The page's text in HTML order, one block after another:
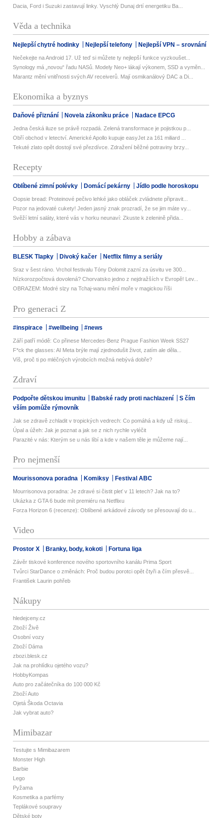
Dacia, Ford i Suzuki zastavují linky. Vyschlý Dunaj drtí energetiku Ba...
Věda a technika
Nejlepší chytré hodinky Nejlepší telefony Nejlepší VPN – srovnání
Nečekejte na Android 17. Už teď si můžete ty nejlepší funkce vyzkoušet...
Synology má „novou“ řadu NASů. Modely Neo+ lákají výkonem, SSD a vyměn...
Marantz mění vnitřnosti svých AV receiverů. Mají osmikanálový DAC a Di...
Ekonomika a byznys
Daňové přiznání Novela zákoníku práce Nadace EPCG
Jedna česká iluze se právě rozpadá. Zelená transformace je pojistkou p...
Obří obchod v letectví. Americké Apollo kupuje easyJet za 161 miliard ...
Tekuté zlato opět dostojí své přezdívce. Zdražení běžné potraviny brzy...
Recepty
Oblíbené zimní polévky Domácí pekárny Jídlo podle horoskopu
Oopsie bread: Proteinové pečivo lehké jako obláček zvládnete připravit...
Pozor na jedovaté cukety! Jeden jasný znak prozradí, že se jim máte vy...
Svěží letní saláty, které vás v horku neunaví: Zkuste k zelenině přida...
Hobby a zábava
BLESK Tlapky Divoký kačer Netflix filmy a seriály
Sraz v šest ráno. Vrchol festivalu Tóny Dolomit zazní za úsvitu ve 300...
Nízkorozpočtová dovolená? Chorvatsko jedno z nejdražších v Evropě! Lev...
OBRAZEM: Modré slzy na Tchaj-wanu mění moře v magickou říši
Pro generaci Z
#inspirace #wellbeing #news
Září patří módě: Co přinese Mercedes-Benz Prague Fashion Week SS27
F*ck the glasses: AI Meta brýle mají zjednodušit život, zatím ale děla...
Víš, proč ti po mléčných výrobcích možná nebývá dobře?
Zdraví
Podpořte dětskou imunitu Babské rady proti nachlazení
S čím
vším pomůže rýmovník
Jak se zdravě zchladit v tropických vedrech: Co pomáhá a kdy už riskuj...
Úpal a úžeh: Jak je poznat a jak se z nich rychle vyléčit
Parazité v nás: Kterým se u nás líbí a kde v našem těle je můžeme nají...
Pro nejmenší
Mourissonova poradna Komiksy Festival ABC
Mourrisonova poradna: Je zdravé si čistit pleť v 11 letech? Jak na to?
Ukázka z GTA 6 bude mít premiéru na Netflixu
Forza Horizon 6 (recenze): Oblíbené arkádové závody se přesouvají do u...
Video
Prostor X Branky, body, kokoti Fortuna liga
Závěr tiskové konference nového sportovního kanálu Prima Sport
Tvůrci StarDance o změnách: Proč budou porotci opět čtyři a čím přesvě...
František Laurin pohřeb
Nákupy
hledejceny.cz
Zboží Živě
Osobní vozy
Zboží Dáma
zbozi.blesk.cz
Jak na prohlídku ojetého vozu?
HobbyKompas
Auto pro začátečníka do 100 000 Kč
Zboží Auto
Ojetá Škoda Octavia
Jak vybrat auto?
Mimibazar
Testujte s Mimibazarem
Monster High
Barbie
Lego
Pyžama
Kosmetika a parfémy
Teplákové soupravy
Dětské boty